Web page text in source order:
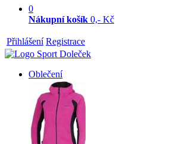
0
Nákupní košík 0,- Kč
Přihlášení Registrace
Oblečení